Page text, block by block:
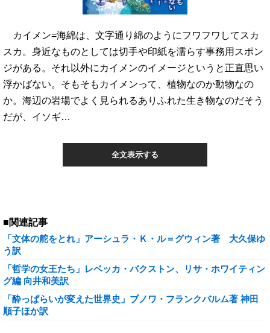
カイメン=海綿は、文字通り綿のようにフワフワしてスカ
スカ。身近なものとしては切手や印紙を濡らす事務用スポン
ジがある。それ以外にカイメンのイメージというと正直思い
浮かばない。そもそもカイメンって、植物なのか動物なの
か。海辺の岩場でよく見られるありふれた生き物なのだそう
だが、イソギ…
全文表示する
■関連記事
「文体の舵をとれ」アーシュラ・Ｋ・ル＝グウィン著 大久保ゆ
う訳
「哲学の女王たち」レベッカ・バクストン、リサ・ホワイティン
グ編 向井和美訳
「酔っぱらいが変えた世界史」ブノワ・フランクバルム著 神田
順子ほか訳